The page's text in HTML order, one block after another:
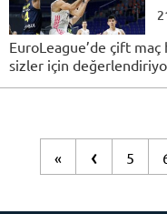
EuroLeague’de çift maç
sizler için
« ‹ 5